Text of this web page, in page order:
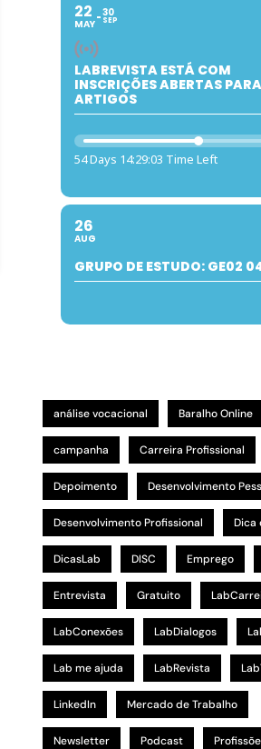
22
MAY
30
SEP
LABREVISTA ESTÁ COM
INSCRIÇÕES ABERTAS PARA
ARTIGOS
54 Days 14:29:02 Time Left
26
AUG
GRUPO DE ESTUDO: GE02
análise vocacional Baralho Online
campanha Carreira Profissional
Depoimento Desenvolvimento
Desenvolvimento Profissional Dica
DicasLab DISC Emprego
Entrevista Gratuito
LabConexões LabDialogos
Lab me ajuda LabRevista
LinkedIn Mercado de Trabalho
Newsletter Podcast